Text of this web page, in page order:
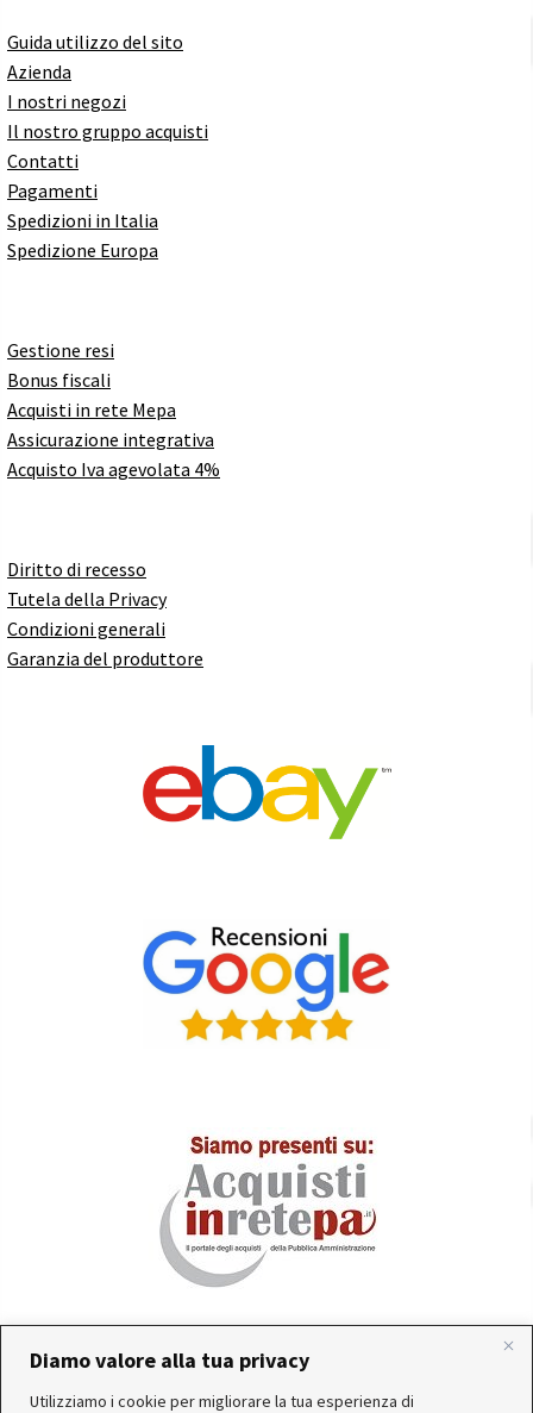
Diamo valore alla tua privacy
Utilizziamo i cookie per migliorare la tua esperienza di
In occasione delle FERIE ESTIVE, alcune aziende
produttrici e corrieri potrebbero sospendere o rallentare
Guida utilizzo del sito
Azienda
I nostri negozi
Il nostro gruppo acquisti
Contatti
Pagamenti
Spedizioni in Italia
Spedizione Europa
Gestione resi
Bonus fiscali
Acquisti in rete Mepa
Assicurazione integrativa
Acquisto Iva agevolata 4%
Diritto di recesso
Tutela della Privacy
Condizioni generali
Garanzia del produttore